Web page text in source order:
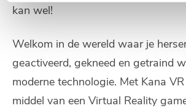
kan wel!
Welkom in de wereld waar je
geactiveerd, gekneed en getraind
moderne technologie. Met Kana
middel van een Virtual Reality